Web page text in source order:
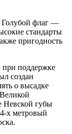
Голубой флаг —
стандарты
пригодность
при поддержке
создан
о высадке
Невской губы
х метровый